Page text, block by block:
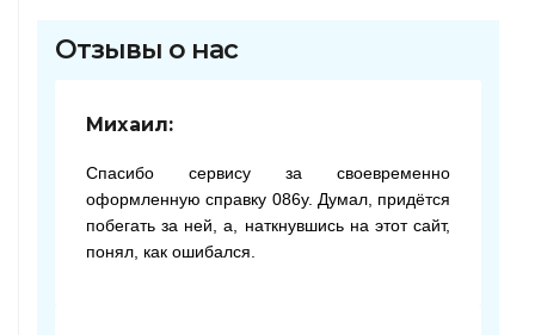
Отзывы о нас
Михаил:
Спасибо сервису за своевременно
оформленную справку 086у. Думал, придётся
побегать за ней, а, наткнувшись на этот сайт,
понял, как ошибался.